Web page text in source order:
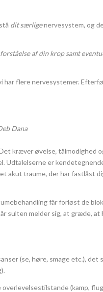
dit særligenervesystem, og
af din krop samt
flere nervesystemer.
Dana
kræver øvelse, tålmodighed
Udtalelserne er
akut traume, der har fastlåst
får forløst de
sulten melder sig, at græde,
(se, høre, smage etc.),
(kamp,